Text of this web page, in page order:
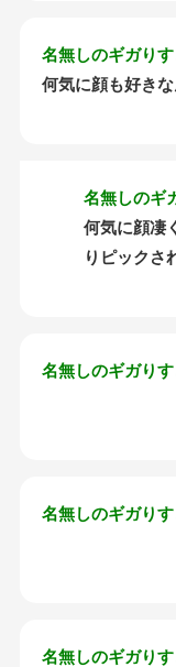
名無しのギガりす
何気に顔も好き
名無しのギ
何気に顔凄
りピックさ
名無しのギガりす
名無しのギガりす
名無しのギガりす